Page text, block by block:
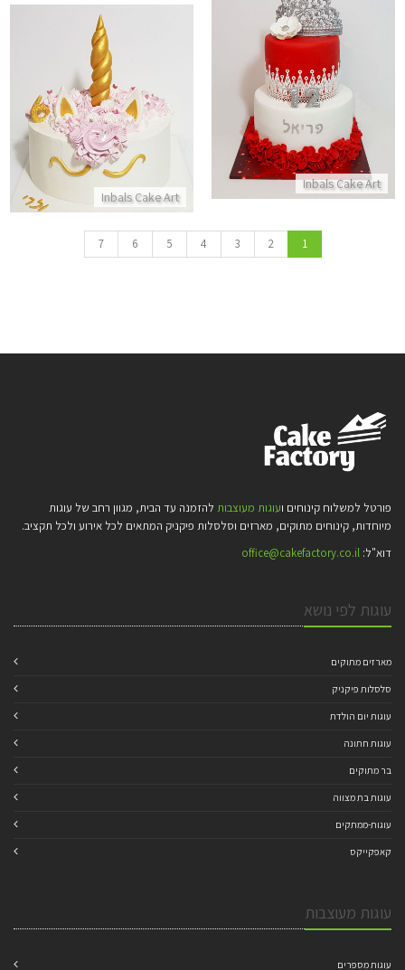
Inbals Cake Art
עוגת קומות מבצק סוכר לבת מצווה
התקשר/י
Inbals Cake Art
עוגת זילוף חד קרן
התקשר/י
1
2
3
4
5
6
7
פורטל למשלוח קינוחים ועוגות מעוצבות להזמנה עד הבית, מגוון רחב של עוגות
מיוחדות, קינוחים מתוקים, מארזים וסלסלות פיקניק המתאים לכל אירוע ולכל תקציב.
דוא"ל: office@cakefactory.co.il
עוגות לפי נושא
מארזים מתוקים
סלסלות פיקניק
עוגות יום הולדת
עוגות חתונה
בר מתוקים
עוגות בת מצווה
עוגות-ממתקים
קאפקייקס
עוגות מעוצבות
עוגות מספרים